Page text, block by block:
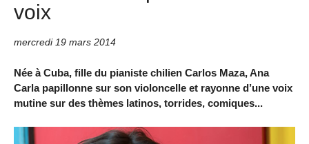
voix
mercredi 19 mars 2014
Née à Cuba, fille du pianiste chilien Carlos Maza, Ana
Carla papillonne sur son violoncelle et rayonne d’une voix
mutine sur des thèmes latinos, torrides, comiques...